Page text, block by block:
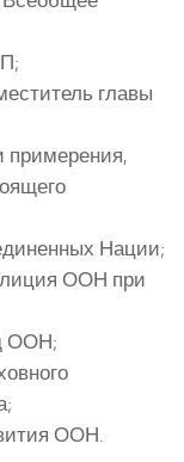
главы
примерения,
Нации;
ООН при
ООН;
ООН.